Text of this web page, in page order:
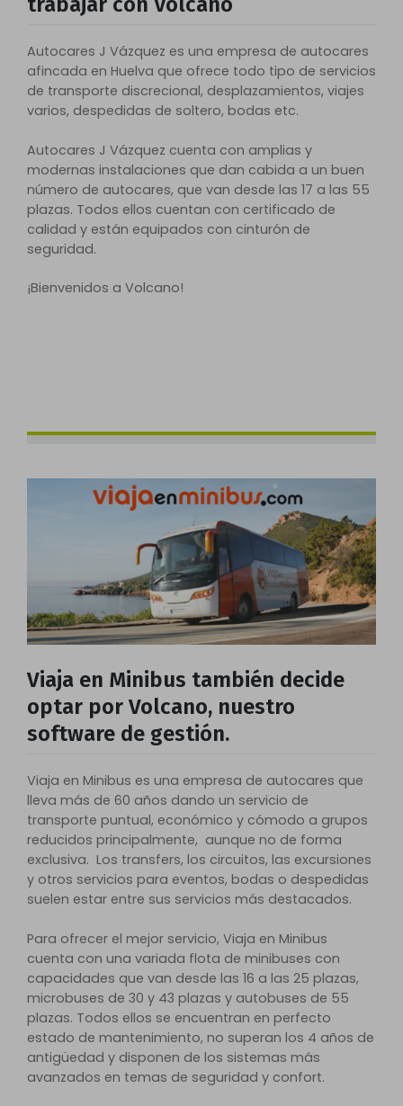
Autocares J Vázquez es una empresa de autocares
afincada en Huelva que ofrece todo tipo de servicios
de transporte discrecional, desplazamientos, viajes
varios, despedidas de soltero, bodas etc.
Autocares J Vázquez cuenta con amplias y
modernas instalaciones que dan cabida a un buen
número de autocares, que van desde las 17 a las 55
plazas. Todos ellos cuentan con certificado de
calidad y están equipados con cinturón de
seguridad.
¡Bienvenidos a Volcano!
Viaja en Minibus también decide
optar por Volcano, nuestro
software de gestión.
Viaja en Minibus es una empresa de autocares que
lleva más de 60 años dando un servicio de
transporte puntual, económico y cómodo a grupos
reducidos principalmente, aunque no de forma
exclusiva. Los transfers, los circuitos, las excursiones
y otros servicios para eventos, bodas o despedidas
suelen estar entre sus servicios más destacados.
Para ofrecer el mejor servicio, Viaja en Minibus
cuenta con una variada flota de minibuses con
capacidades que van desde las 16 a las 25 plazas,
microbuses de 30 y 43 plazas y autobuses de 55
plazas. Todos ellos se encuentran en perfecto
estado de mantenimiento, no superan los 4 años de
antigüedad y disponen de los sistemas más
avanzados en temas de seguridad y confort.